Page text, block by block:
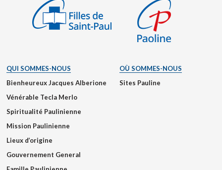
QUI SOMMES-NOUS
Bienheureux Jacques Alberione
Vénérable Tecla Merlo
Spiritualité Paulinienne
Mission Paulinienne
Lieux d’origine
Gouvernement General
OÙ SOMMES-NOUS
Sites Pauline